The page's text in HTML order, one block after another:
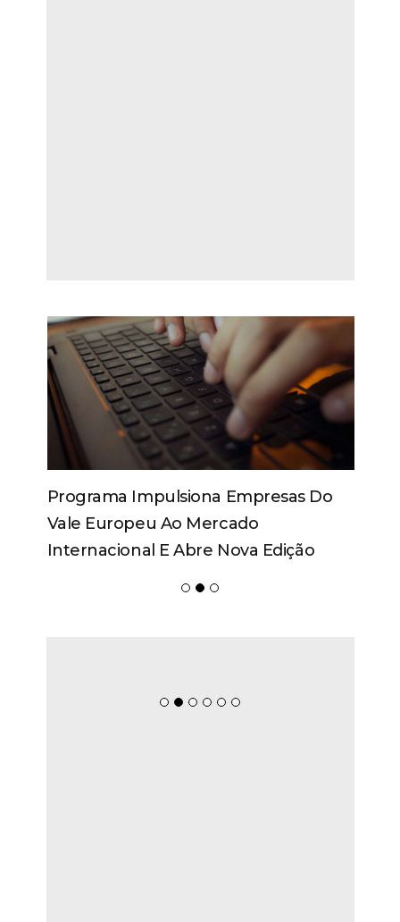
Programa Impulsiona Empresas Do
Vale Europeu Ao Mercado
Internacional E Abre Nova Edição